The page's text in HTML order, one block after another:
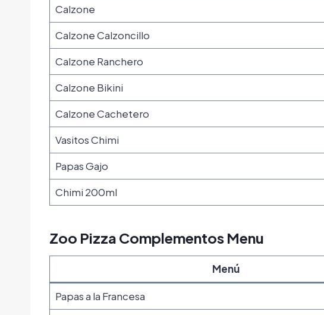
Calzone
Calzone Calzoncillo
Calzone Ranchero
Calzone Bikini
Calzone Cachetero
Vasitos Chimi
Papas Gajo
Chimi 200ml
Zoo Pizza Complementos Menu
Menú
Papas a la Francesa